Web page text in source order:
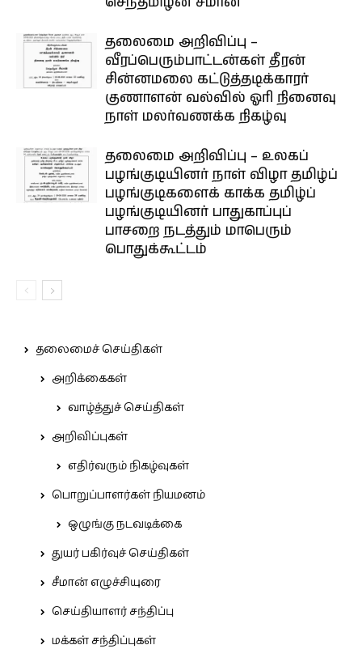
தலைமை அறிவிப்பு –
வீரப்பெரும்பாட்டன்கள் தீரன்
சின்னமலை கட்டுத்தடிக்காரர்
குணாளன் வல்வில் ஓரி நினைவு
நாள் மலர்வணக்க நிகழ்வு
தலைமை அறிவிப்பு – உலகப்
பழங்குடியினர் நாள் விழா தமிழ்ப்
பழங்குடிகளைக் காக்க தமிழ்ப்
பழங்குடியினர் பாதுகாப்புப்
பாசறை நடத்தும் மாபெரும்
பொதுக்கூட்டம்
தலைமைச் செய்திகள்
அறிக்கைகள்
வாழ்த்துச் செய்திகள்
அறிவிப்புகள்
எதிர்வரும் நிகழ்வுகள்
பொறுப்பாளர்கள் நியமனம்
ஒழுங்கு நடவடிக்கை
துயர் பகிர்வுச் செய்திகள்
சீமான் எழுச்சியுரை
செய்தியாளர் சந்திப்பு
மக்கள் சந்திப்புகள்